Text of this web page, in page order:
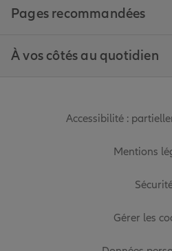
Pages recommandées
À vos côtés au quotidien
Accessibilité :
Mentions
Gérer les